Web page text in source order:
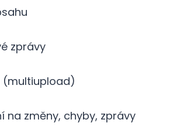
zprávy
(multiupload)
změny, chyby, zprávy